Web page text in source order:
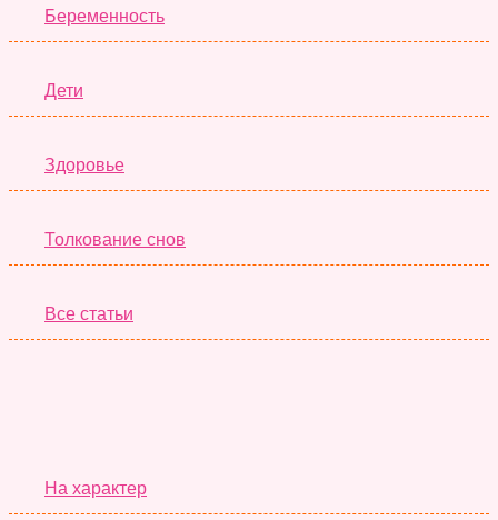
Беременность
Дети
Здоровье
Толкование снов
Все статьи
На характер